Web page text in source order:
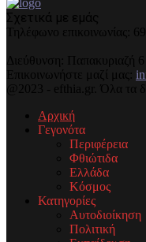
Σχετικά με εμάς
Τηλέφωνo επικοινωνίας:
Διεύθυνση:
Επικοινωνήστε μαζί μας:
@2023 - efthia.gr. Όλα τα
Αρχική
Γεγονότα
Περιφέρεια
Φθιώτιδα
Ελλάδα
Κόσμος
Κατηγορίες
Αυτοδιοίκηση
Πολιτική